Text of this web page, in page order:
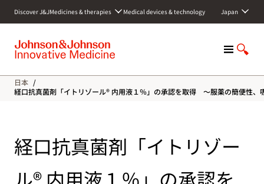
c
Discover J&JMedicines & therapies Medical devices & technology Japan
M
n
u
S
o
w
日本 /
経口抗真菌剤「イトリゾール® 内用液１％」の承認を取得 ～服薬の簡便性
経口抗真菌剤「イトリゾー